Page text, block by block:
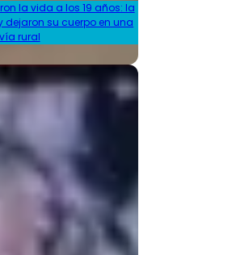
la vida a los 19 años: la
dejaron su cuerpo en una
vía rural